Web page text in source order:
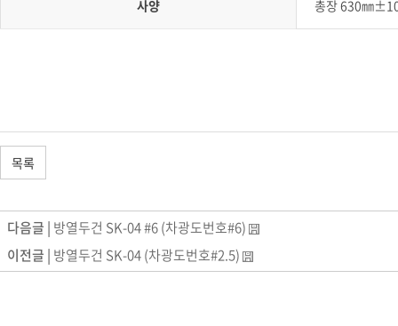
사양 총장 630㎜
목록
다음글 | 방열두건 SK-04 #6 (차광도번호#6)
이전글 | 방열두건 SK-04 (차광도번호#2.5)